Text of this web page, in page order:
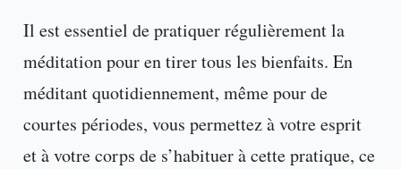
Il est essentiel de pratiquer régulièrement la
méditation pour en tirer tous les bienfaits. En
méditant quotidiennement, même pour de
courtes périodes, vous permettez à votre esprit
et à votre corps de s’habituer à cette pratique, ce